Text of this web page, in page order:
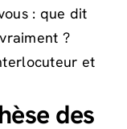
: que dit
?
et
des